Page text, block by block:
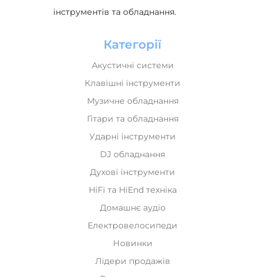
інструментів та обладнання.
Категорії
Акустичні системи
Клавішні інструменти
Музичне обладнання
Гітари та обладнання
Ударні інструменти
DJ обладнання
Духові інструменти
HiFi та HiEnd техніка
Домашнє аудіо
Електровелосипеди
Новинки
Лідери продажів